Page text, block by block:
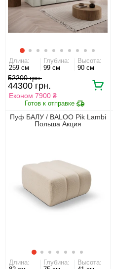
Длина:
259 см
Глубина:
99 см
Высота:
90 см
52200 грн.
44300 грн.
Економ 7900 ₴
Пуф БАЛУ / BALOO Pik Lambi
Польша Акция
Длина:
Глубина:
Высота: